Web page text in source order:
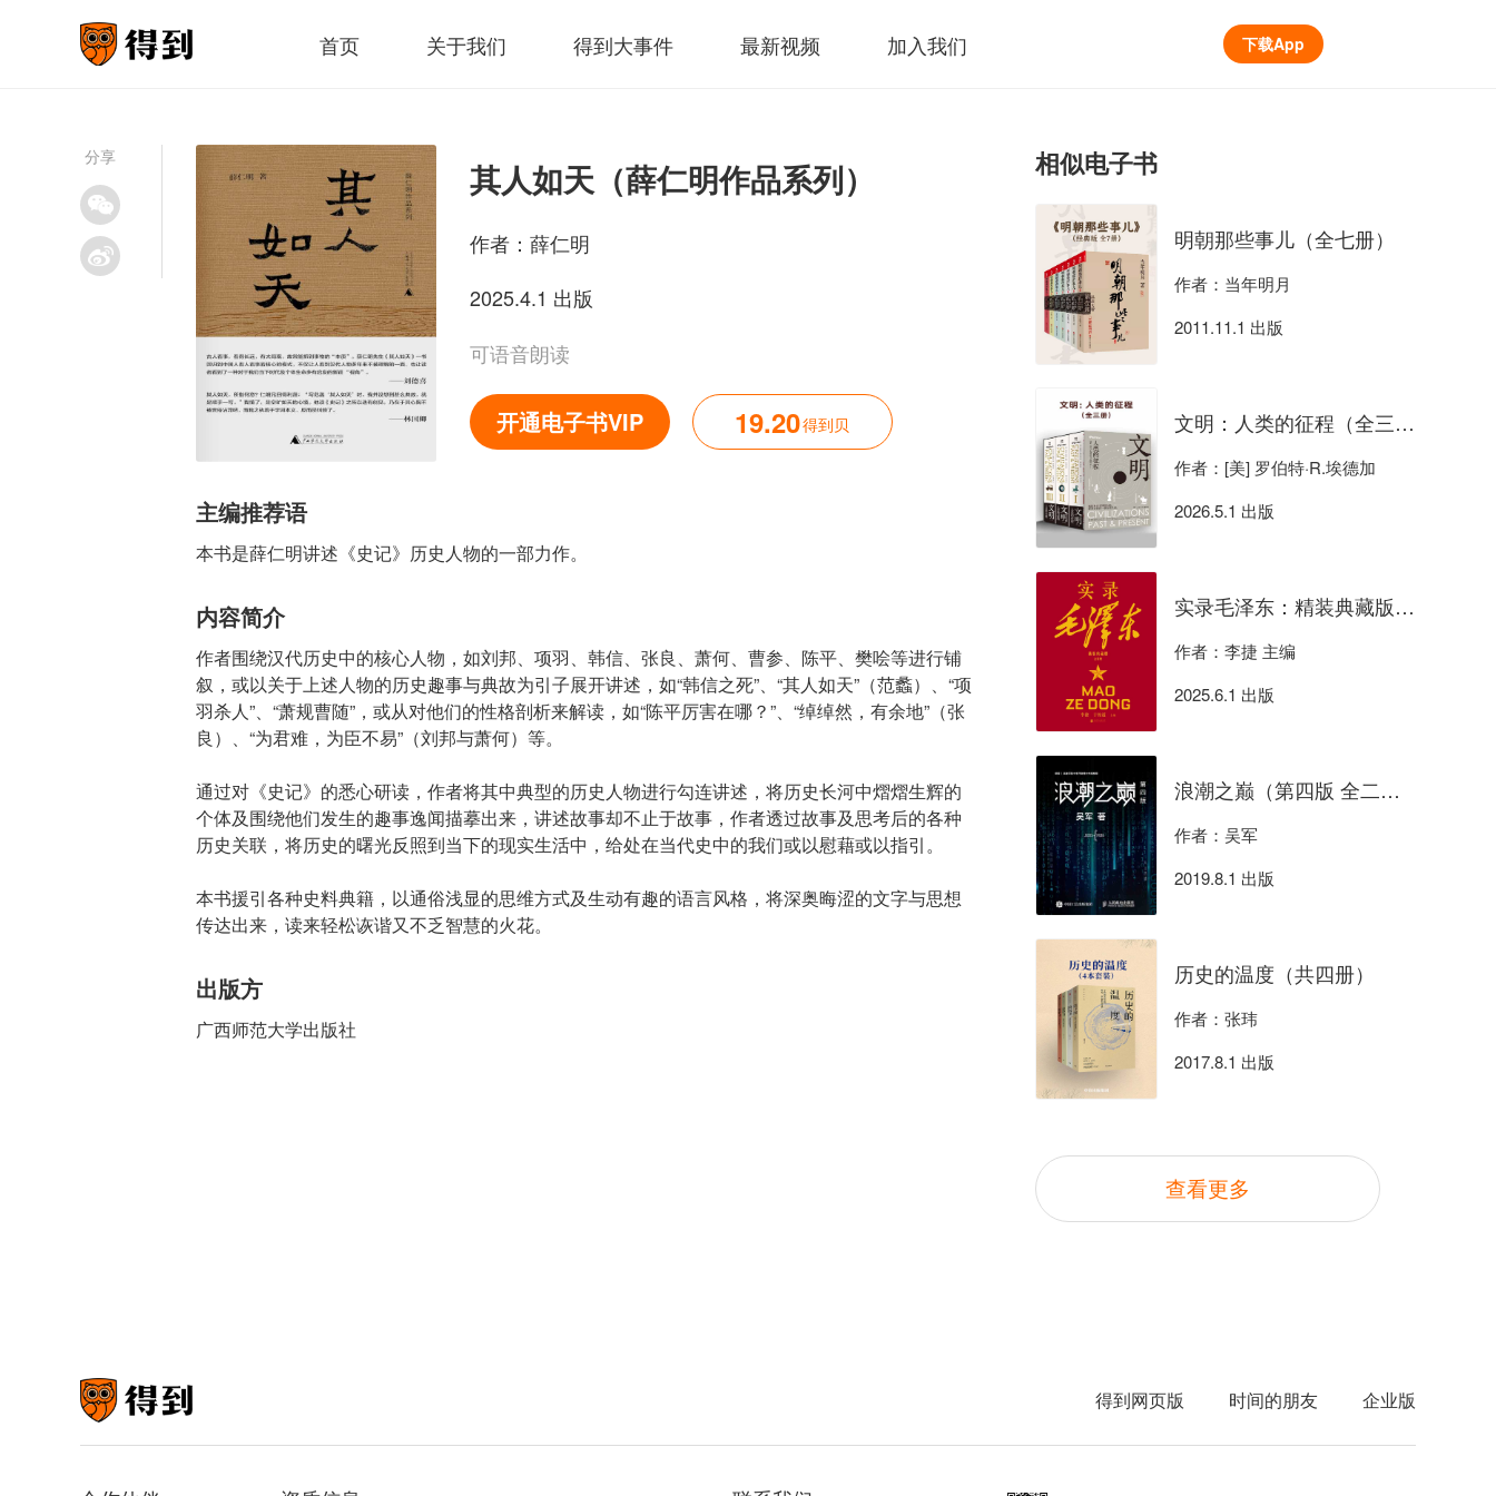
首页 关于我们 得到大事件 最新视频 加入我们 下载App
分享
其人如天（薛仁明作品系列）
作者： 薛仁明
2025.4.1 出版
可语音朗读
开通电子书VIP 19.20得到贝
主编推荐语
本书是薛仁明讲述《史记》历史人物的一部力作。
内容简介
作者围绕汉代历史中的核心人物，如刘邦、项羽、韩信、张良、萧何、曹参、陈平、樊哙等进行铺
叙，或以关于上述人物的历史趣事与典故为引子展开讲述，如“韩信之死”、“其人如天”（范蠡）、“项
羽杀人”、“萧规曹随”，或从对他们的性格剖析来解读，如“陈平厉害在哪？”、“绰绰然，有余地”（张
良）、“为君难，为臣不易”（刘邦与萧何）等。
通过对《史记》的悉心研读，作者将其中典型的历史人物进行勾连讲述，将历史长河中熠熠生辉的
个体及围绕他们发生的趣事逸闻描摹出来，讲述故事却不止于故事，作者透过故事及思考后的各种
历史关联，将历史的曙光反照到当下的现实生活中，给处在当代史中的我们或以慰藉或以指引。
本书援引各种史料典籍，以通俗浅显的思维方式及生动有趣的语言风格，将深奥晦涩的文字与思想
传达出来，读来轻松诙谐又不乏智慧的火花。
出版方
广西师范大学出版社
相似电子书
明朝那些事儿（全七册）
作者：当年明月
2011.11.1 出版
文明：人类的征程（全三册）
作者：[美] 罗伯特·R.埃德加
2026.5.1 出版
实录毛泽东：精装典藏版（全四册）
作者：李捷 主编
2025.6.1 出版
浪潮之巅（第四版 全二册）
作者：吴军
2019.8.1 出版
历史的温度（共四册）
作者：张玮
2017.8.1 出版
查看更多
得到网页版 时间的朋友 企业版